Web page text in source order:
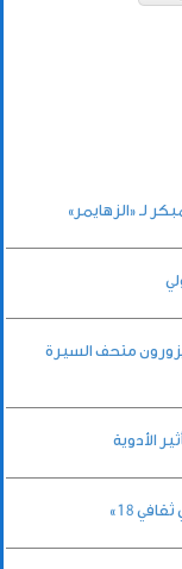
لـ «الزهايمر»
متحف السيرة
الأدوية
18»